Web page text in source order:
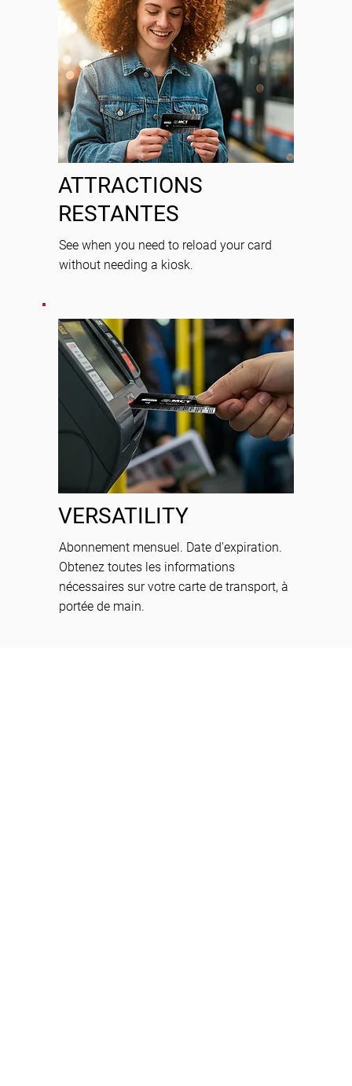
ATTRACTIONS
RESTANTES
See when you need to reload your card
without needing a kiosk.
VERSATILITY
Abonnement mensuel. Date d'expiration.
Obtenez toutes les informations
nécessaires sur votre carte de transport, à
portée de main.